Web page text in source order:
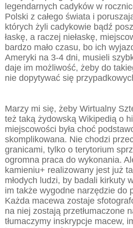
legendarnych cadyków w
Polski z całego świata i
których żyli cadykowie bądź
łaskę, a raczej niełaskę,
bardzo mało czasu, bo ich
Ameryki na 3-4 dni, musieli
daje im możliwość, żeby do
nie dopytywać się
Marzy mi się, żeby Wirtualny
też taką żydowską Wikipedią o
miejscowości była choć
skomplikowana. Nie chodzi
granicami, tylko o terytorium
ogromna praca do wykonania.
kamieniu+ realizowany jest już
młodych ludzi, by badali kirkuty
im także wygodne narzędzie do
Każda macewa zostaje
na niej zostają przetłumaczone
tłumaczymy inskrypcje macew,